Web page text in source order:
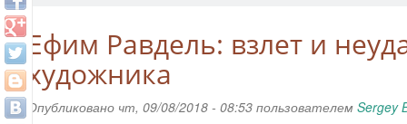
Ефим Равдель: взлет и
художника
Опубликовано чт, 09/08/2018 - 08:53 пользователем Sergey